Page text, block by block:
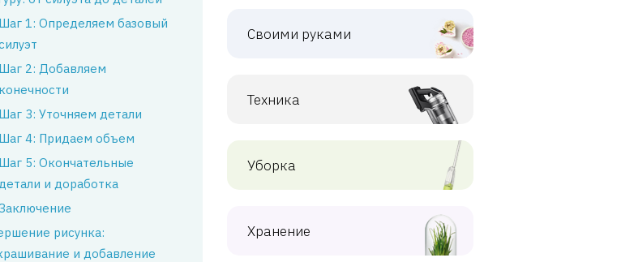
Шаг 1: Определяем базовый
Шаг 2: Добавляем
конечности
Шаг 3: Уточняем детали
Шаг 4: Придаем объем
Шаг 5: Окончательные
и доработка
рисунка:
и добавление
Своими руками
Техника
Уборка
Хранение